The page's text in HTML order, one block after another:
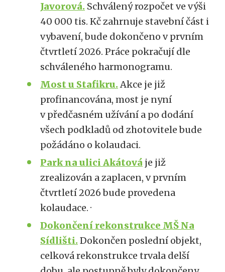
Javorová. Schválený rozpočet ve výši
40 000 tis. Kč zahrnuje stavební část i
vybavení, bude dokončeno v prvním
čtvrtletí 2026. Práce pokračují dle
schváleného harmonogramu.
Most u Stafikru.Akce je již
profinancována, most je nyní
v předčasném užívání a po dodání
všech podkladů od zhotovitele bude
požádáno o kolaudaci.
Park na ulici Akátová je již
zrealizován a zaplacen, v prvním
čtvrtletí 2026 bude provedena
kolaudace. ·
Dokončení rekonstrukce MŠ Na
Sídlišti.Dokončen poslední objekt,
celková rekonstrukce trvala delší